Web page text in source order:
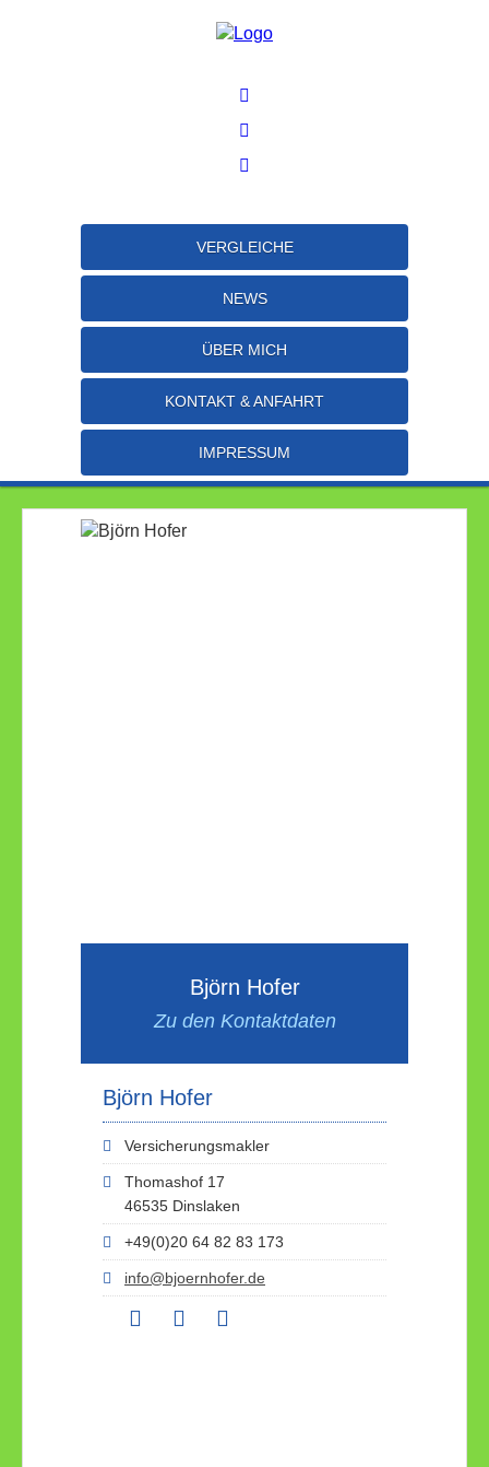
VERGLEICHE
NEWS
ÜBER MICH
KONTAKT & ANFAHRT
IMPRESSUM
Björn Hofer
Zu den Kontaktdaten
Björn Hofer
Versicherungsmakler
Thomashof 17
46535 Dinslaken
+49(0)20 64 82 83 173
info@bjoernhofer.de